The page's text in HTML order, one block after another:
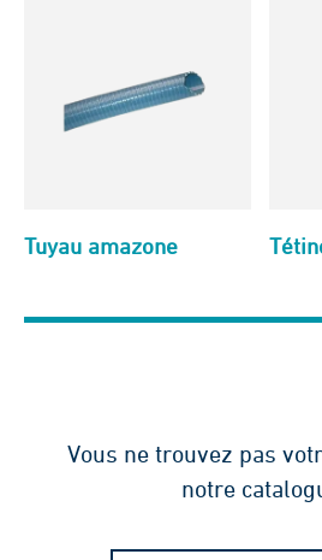
Tuyau amazone
Vous ne trouvez pas
notre